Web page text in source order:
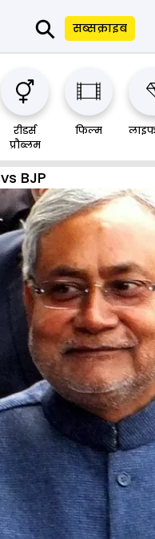
⚲ सब्सक्राइब
रीडर्स
प्रौब्लम
फिल्म
BJP